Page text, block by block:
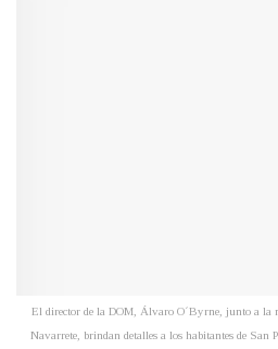
El director de la DOM, Álvaro O´Byrne, junto a la
Navarrete, brindan detalles a los habitantes de San